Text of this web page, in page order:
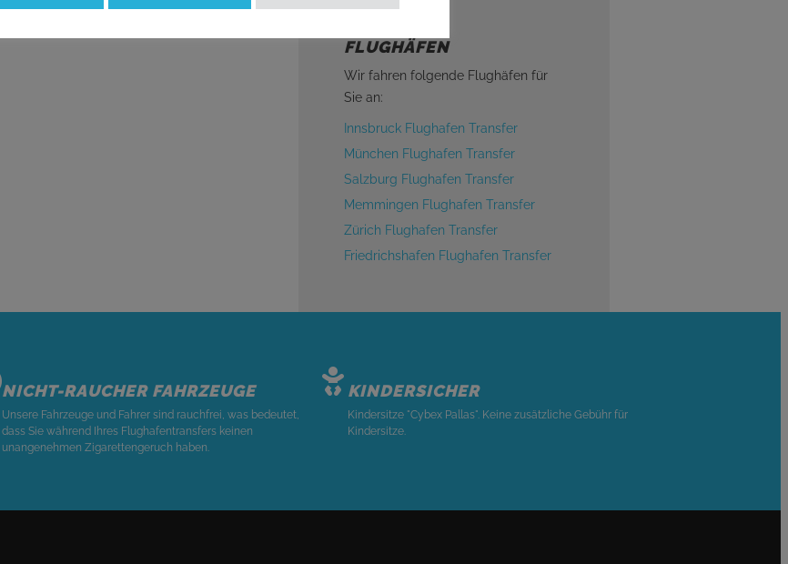
FLUGHÄFEN
Wir fahren folgende Flughäfen für
Sie an:
Innsbruck Flughafen Transfer
München Flughafen Transfer
Salzburg Flughafen Transfer
Memmingen Flughafen Transfer
Zürich Flughafen Transfer
Friedrichshafen Flughafen Transfer
NICHT-RAUCHER FAHRZEUGE
Unsere Fahrzeuge und Fahrer sind rauchfrei, was bedeutet,
dass Sie während Ihres Flughafentransfers keinen
unangenehmen Zigarettengeruch haben.
KINDERSICHER
Kindersitze "Cybex Pallas". Keine zusätzliche Gebühr für
Kindersitze.